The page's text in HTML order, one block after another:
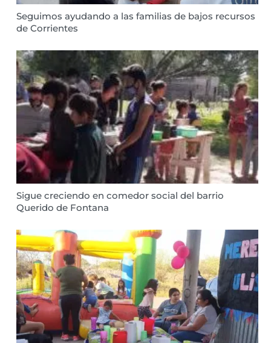
Seguimos ayudando a las familias de bajos recursos
de Corrientes
Sigue creciendo en comedor social del barrio
Querido de Fontana